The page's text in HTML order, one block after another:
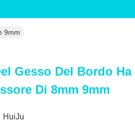
9mm
Gesso Del Bordo
Di 8mm 9mm
HuiJu